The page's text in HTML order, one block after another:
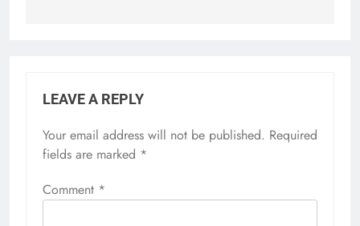
LEAVE A REPLY
Your email address will not be published. Required
fields are marked *
Comment *